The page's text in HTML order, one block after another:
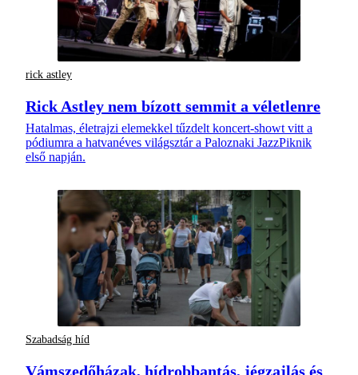
rick astley
Rick Astley nem bízott semmit a véletlenre
Hatalmas, életrajzi elemekkel tűzdelt koncert-showt vitt a
pódiumra a hatvanéves világsztár a Paloznaki JazzPiknik
első napján.
Szabadság híd
Vámszedőházak, hídrobbantás, jégzajlás és